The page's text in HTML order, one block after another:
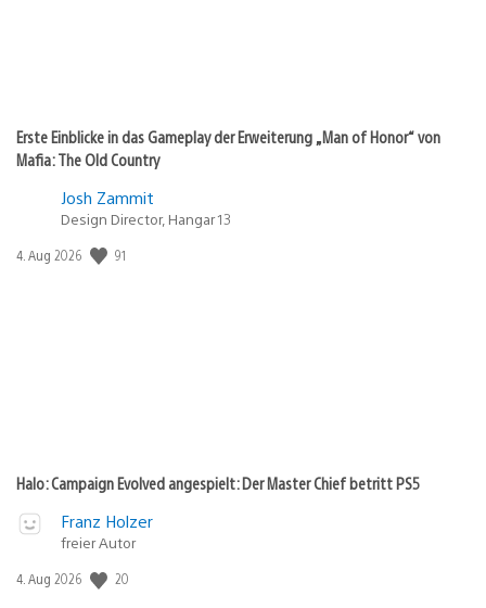
Erste Einblicke in das Gameplay der Erweiterung „Man of Honor“ von
Mafia: The Old Country
Josh Zammit
Design Director, Hangar 13
Veröffentlichungsdatum:
4. Aug 2026 91
Halo: Campaign Evolved angespielt: Der Master Chief betritt PS5
Franz Holzer
freier Autor
Veröffentlichungsdatum:
4. Aug 2026 20